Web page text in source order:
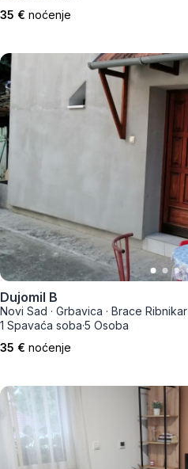
35 € noćenje
Dujomil B
Novi Sad · Grbavica · Brace Ribnikar
1 Spavaća soba·5 Osoba
35 € noćenje